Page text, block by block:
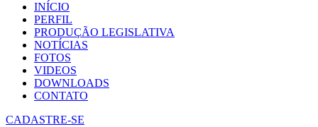
INÍCIO
PERFIL
PRODUÇÃO LEGISLATIVA
NOTÍCIAS
FOTOS
VIDEOS
DOWNLOADS
CONTATO
CADASTRE-SE